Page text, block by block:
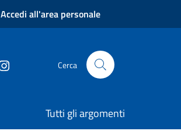
Accedi all'area personale
Cerca
Tutti gli argomenti